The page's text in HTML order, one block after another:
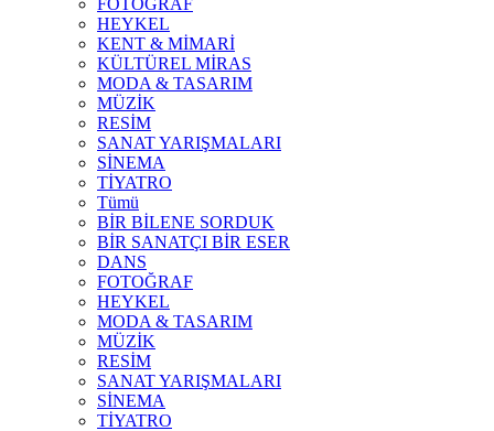
FOTOĞRAF
HEYKEL
KENT & MİMARİ
KÜLTÜREL MİRAS
MODA & TASARIM
MÜZİK
RESİM
SANAT YARIŞMALARI
SİNEMA
TİYATRO
Tümü
BİR BİLENE SORDUK
BİR SANATÇI BİR ESER
DANS
FOTOĞRAF
HEYKEL
MODA & TASARIM
MÜZİK
RESİM
SANAT YARIŞMALARI
SİNEMA
TİYATRO